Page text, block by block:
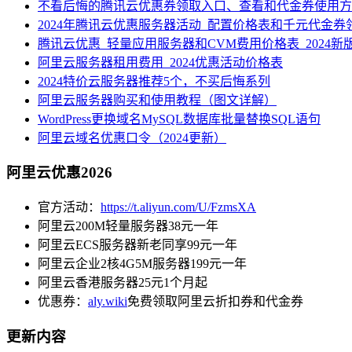
不看后悔的腾讯云优惠券领取入口、查看和代金券使用
2024年腾讯云优惠服务器活动_配置价格表和千元代金券
腾讯云优惠_轻量应用服务器和CVM费用价格表_2024新
阿里云服务器租用费用_2024优惠活动价格表
2024特价云服务器推荐5个，不买后悔系列
阿里云服务器购买和使用教程（图文详解）
WordPress更换域名MySQL数据库批量替换SQL语句
阿里云域名优惠口令（2024更新）
阿里云优惠2026
官方活动： https://t.aliyun.com/U/FzmsXA
阿里云200M轻量服务器38元一年
阿里云ECS服务器新老同享99元一年
阿里云企业2核4G5M服务器199元一年
阿里云香港服务器25元1个月起
优惠券： aly.wiki免费领取阿里云折扣券和代金券
更新内容